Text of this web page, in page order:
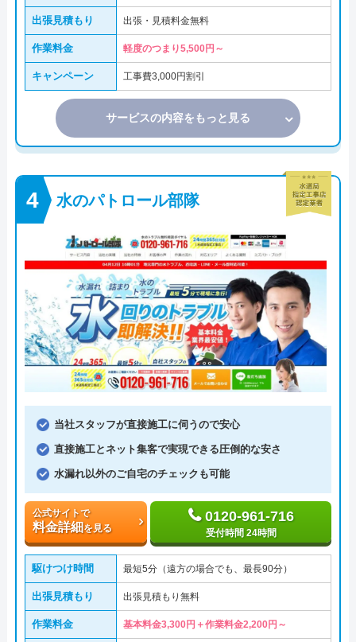
出張見積もり 出張・見積料金無料
作業料金 軽度のつまり5,500円～
キャンペーン 工事費3,000円割引
サービスの内容をもっと見る
水のパトロール部隊
当社スタッフが直接施工に伺うので安心
直接施工とネット集客で実現できる圧倒的な安さ
水漏れ以外のご自宅のチェックも可能
公式サイトで
料金詳細を見る
0120-961-716
受付時間 24時間
駆けつけ時間 最短5分（遠方の場合でも、最長90分）
出張見積もり 出張見積もり無料
作業料金 基本料金3,300円＋作業料金2,200円～